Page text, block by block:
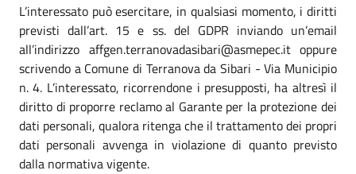
L’interessato può esercitare, in qualsiasi momento, i diritti
previsti dall’art. 15 e ss. del GDPR inviando un’email
all’indirizzo affgen.terranovadasibari@asmepec.it oppure
scrivendo a Comune di Terranova da Sibari - Via Municipio
n. 4. L’interessato, ricorrendone i presupposti, ha altresì il
diritto di proporre reclamo al Garante per la protezione dei
dati personali, qualora ritenga che il trattamento dei propri
dati personali avvenga in violazione di quanto previsto
dalla normativa vigente.